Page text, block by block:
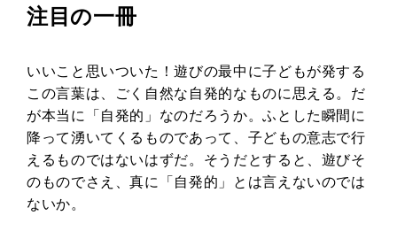
注目の一冊
いいこと思いついた！遊びの最中に子どもが発する
この言葉は、ごく自然な自発的なものに思える。だ
が本当に「自発的」なのだろうか。ふとした瞬間に
降って湧いてくるものであって、子どもの意志で行
えるものではないはずだ。そうだとすると、遊びそ
のものでさえ、真に「自発的」とは言えないのでは
ないか。